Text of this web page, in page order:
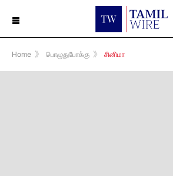
☰
Home 》 பொழுதுபோக்கு 》 சினிமா